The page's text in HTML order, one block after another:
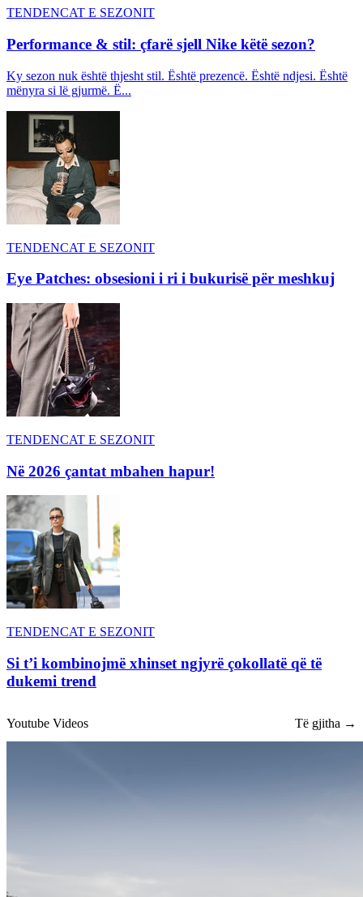
TENDENCAT E SEZONIT
Performance & stil: çfarë sjell Nike këtë sezon?
Ky sezon nuk është thjesht stil. Është prezencë. Është ndjesi. Është
mënyra si lë gjurmë. Ë...
TENDENCAT E SEZONIT
Eye Patches: obsesioni i ri i bukurisë për meshkuj
TENDENCAT E SEZONIT
Në 2026 çantat mbahen hapur!
TENDENCAT E SEZONIT
Si t’i kombinojmë xhinset ngjyrë çokollatë që të
dukemi trend
Youtube Videos Të gjitha →